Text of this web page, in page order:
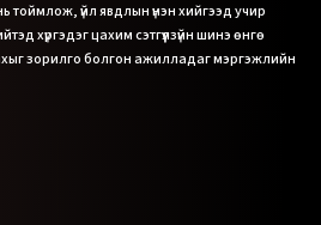
тоймлож, үйл явдлын үнэн хийгээд учир
хүргэдэг цахим сэтгүүлзүйн шинэ өнгө
зорилго болгон ажилладаг мэргэжлийн